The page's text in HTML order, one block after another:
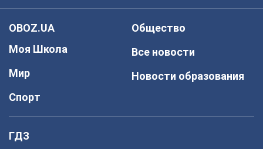
OBOZ.UA
Моя Школа
Мир
Спорт
Общество
Все новости
Новости образования
ГДЗ